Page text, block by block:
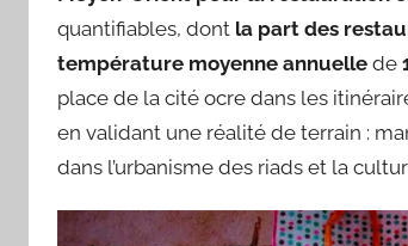
quantifiables, dont la part des
température moyenne annuelle de
place de la cité ocre dans les
en validant une réalité de terrain :
dans l’urbanisme des riads et la